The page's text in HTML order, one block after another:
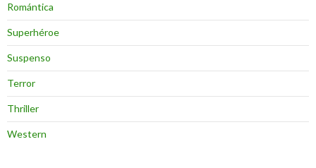
Romántica
Superhéroe
Suspenso
Terror
Thriller
Western